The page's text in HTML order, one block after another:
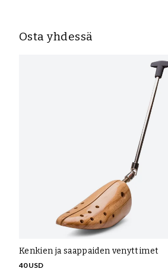
Osta yhdessä
Kenkien ja saappaiden venyttimet
40 USD